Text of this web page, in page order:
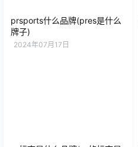
prsports什么品牌(pres是什么
牌子)
2024年07月17日